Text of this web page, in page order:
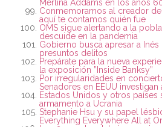
Merlina Addams en los años
Conmemoramos al creador de
aquí te contamos quién fue
OMS sigue alertando a la
descuide en la pandemia
Gobierno busca apresar a
presuntos delitos
Prepárate para la nueva
la exposición ”Inside Banksy”
Por irregularidades en
Senadores en EEUU
Estados Unidos y otros países
armamento a Ucrania
Stephanie Hsu y su papel
Everything Everywhere All at